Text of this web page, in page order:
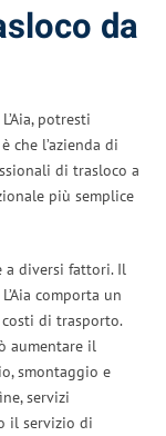
da
potresti
che l’azienda di
di trasloco a
più semplice
a diversi fattori. Il
comporta un
di trasporto.
aumentare il
smontaggio e
servizi
il servizio di